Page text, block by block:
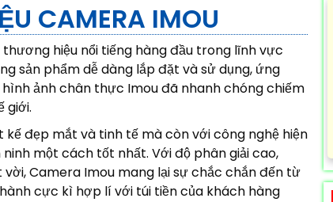
CAMERA IMOU
hiệu nổi tiếng hàng đầu trong lĩnh vực
sản phẩm dễ dàng lắp đặt và sử dụng, ứng
ảnh chân thực Imou đã nhanh chóng chiếm
giới.
đẹp mắt và tinh tế mà còn với công nghệ hiện
một cách tốt nhất. Với độ phân giải cao,
Camera Imou mang lại sự chắc chắn đến từ
cực kì hợp lí với túi tiền của khách hàng